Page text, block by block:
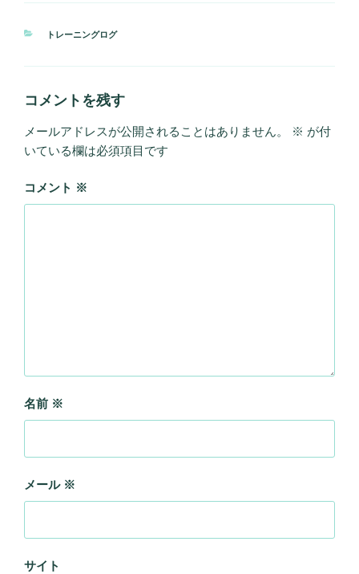
カトレーニングログ
コメントを残す
メールアドレスが公開されることはありません。 ※ が付
いている欄は必須項目です
コメント ※
名前 ※
メール ※
サイト